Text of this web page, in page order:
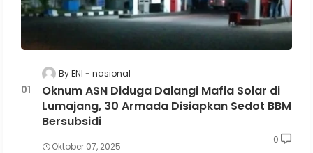
By ENI nasional
Oknum ASN Diduga Dalangi Mafia Solar di
Lumajang, 30 Armada Disiapkan Sedot BBM
Bersubsidi
Oktober 07, 2025
0